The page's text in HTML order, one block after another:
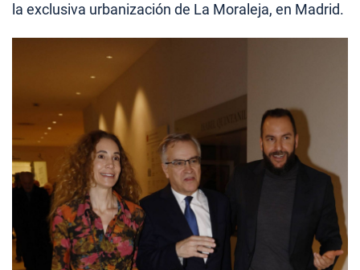
la exclusiva urbanización de La Moraleja, en Madrid.